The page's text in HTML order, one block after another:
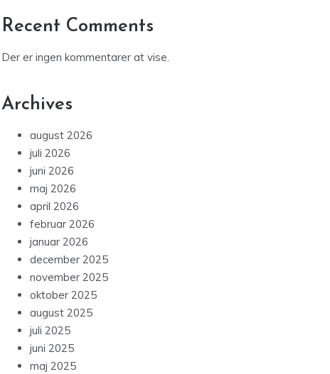
Recent Comments
Der er ingen kommentarer at vise.
Archives
august 2026
juli 2026
juni 2026
maj 2026
april 2026
februar 2026
januar 2026
december 2025
november 2025
oktober 2025
august 2025
juli 2025
juni 2025
maj 2025